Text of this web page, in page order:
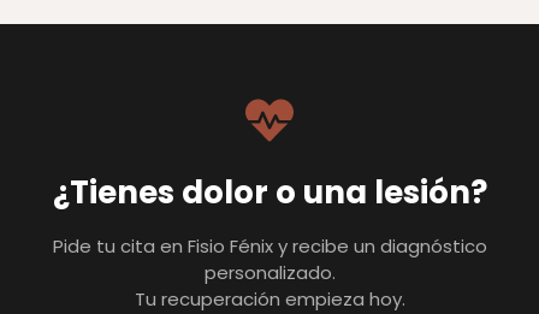
¿Tienes dolor o una lesión?
Pide tu cita en Fisio Fénix y recibe un diagnóstico
personalizado.
Tu recuperación empieza hoy.